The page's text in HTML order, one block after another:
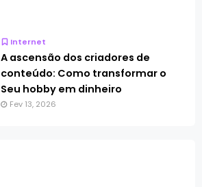
Internet
A ascensão dos criadores de
conteúdo: Como transformar o
Seu hobby em dinheiro
Fev 13, 2026